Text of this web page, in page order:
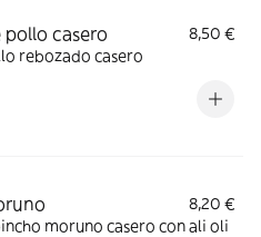
pollo casero
8,50 €
rebozado casero
8,20 €
moruno casero con ali oli